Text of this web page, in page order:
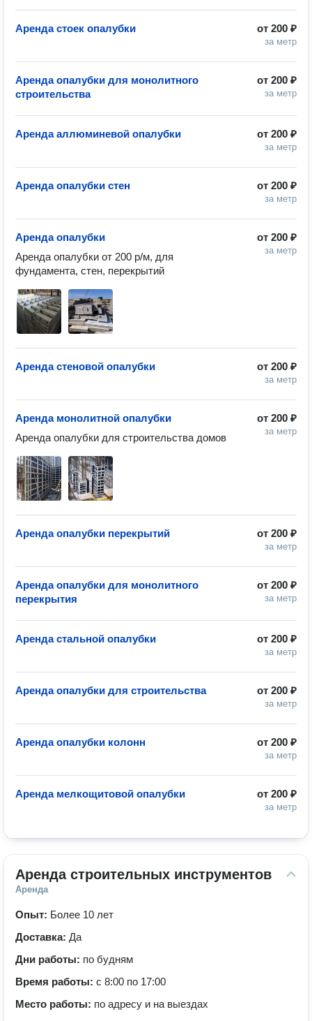
от 200 ₽
за метр
Аренда стоек опалубки
от 200 ₽
за метр
Аренда опалубки для монолитного
строительства
от 200 ₽
за метр
Аренда аллюминевой опалубки
от 200 ₽
за метр
Аренда опалубки стен
от 200 ₽
за метр
Аренда опалубки
Аренда опалубки от 200 р/м, для
фундамента, стен, перекрытий
от 200 ₽
за метр
Аренда стеновой опалубки
от 200 ₽
за метр
Аренда монолитной опалубки
Аренда опалубки для строительства домов
от 200 ₽
за метр
Аренда опалубки перекрытий
от 200 ₽
за метр
Аренда опалубки для монолитного
перекрытия
от 200 ₽
за метр
Аренда стальной опалубки
от 200 ₽
за метр
Аренда опалубки для строительства
от 200 ₽
за метр
Аренда опалубки колонн
от 200 ₽
за метр
Аренда мелкощитовой опалубки
Аренда строительных инструментов
Аренда
Опыт: Более 10 лет
Доставка: Да
Дни работы: по будням
Время работы: с 8:00 по 17:00
Место работы: по адресу и на выездах